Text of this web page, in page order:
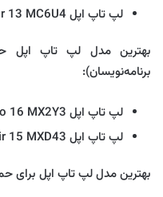
لپ تاپ اپل MacBook Air 13 MC6U4
بهترین مدل لپ تاپ اپل
برنامه‌نویسان):
لپ تاپ اپل MacBook Pro 16 MX2Y3
لپ تاپ اپل MacBook Air 15 MXD43
بهترین مدل لپ تاپ اپل برای